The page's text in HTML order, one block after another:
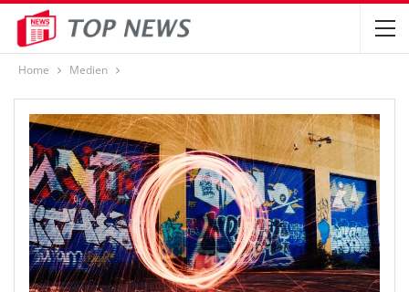
Home Medien